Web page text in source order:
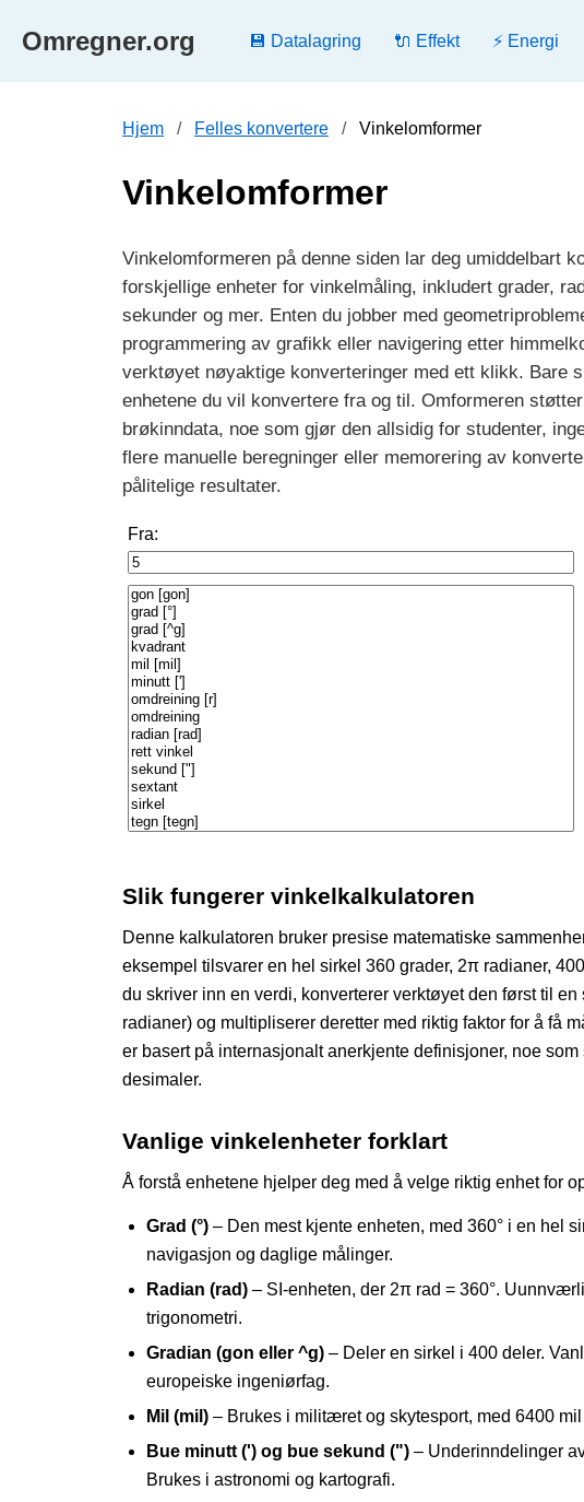
Omregner.org 💾 Datalagring 🔌 Effekt ⚡ Energi
Hjem Felles konvertere Vinkelomformer
Vinkelomformer
Vinkelomformeren på denne siden lar deg umiddelbart
forskjellige enheter for vinkelmåling, inkludert grader,
sekunder og mer. Enten du jobber med
programmering av grafikk eller navigering etter
verktøyet nøyaktige konverteringer med ett klikk. Bare
enhetene du vil konvertere fra og til. Omformeren
brøkinndata, noe som gjør den allsidig for studenter,
flere manuelle beregninger eller memorering av
pålitelige resultater.
Fra:
Slik fungerer vinkelkalkulatoren
Denne kalkulatoren bruker presise matematiske
eksempel tilsvarer en hel sirkel 360 grader, 2π radianer,
du skriver inn en verdi, konverterer verktøyet den først til
radianer) og multipliserer deretter med riktig faktor for å få
er basert på internasjonalt anerkjente definisjoner, noe
desimaler.
Vanlige vinkelenheter forklart
Å forstå enhetene hjelper deg med å velge riktig enhet for
Grad (°) – Den mest kjente enheten, med 360° i en hel
navigasjon og daglige målinger.
Radian (rad) – SI-enheten, der 2π rad = 360°.
trigonometri.
Gradian (gon eller ^g) – Deler en sirkel i 400 deler.
europeiske ingeniørfag.
Mil (mil) – Brukes i militæret og skytesport, med 6400
Bue minutt (') og bue sekund (") – Underinndelinger
Brukes i astronomi og kartografi.